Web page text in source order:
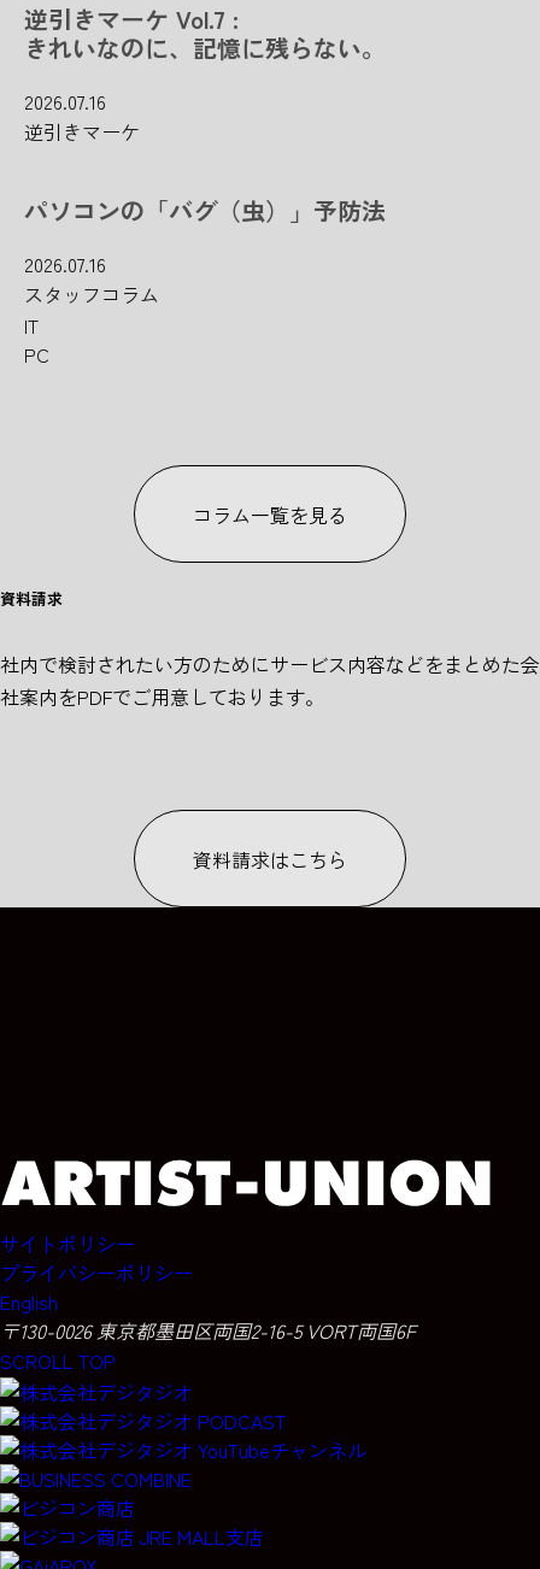
逆引きマーケ Vol.7 :
きれいなのに、記憶に残らない。
2026.07.16
逆引きマーケ
パソコンの「バグ（虫）」予防法
2026.07.16
スタッフコラム
IT
PC
コラム一覧を見る
資料請求
社内で検討されたい方のためにサービス内容などをまとめた会
社案内をPDFでご用意しております。
資料請求はこちら
サイトポリシー
プライバシーポリシー
English
〒130-0026 東京都墨田区両国2-16-5 VORT両国6F
SCROLL TOP